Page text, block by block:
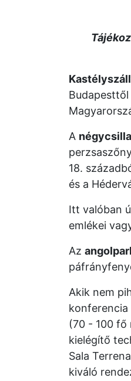
A
18.
és a
Itt valóban
emlékei
Az
Akik nem
konferencia
(70 - 100
kielégítő
Sala
kiváló